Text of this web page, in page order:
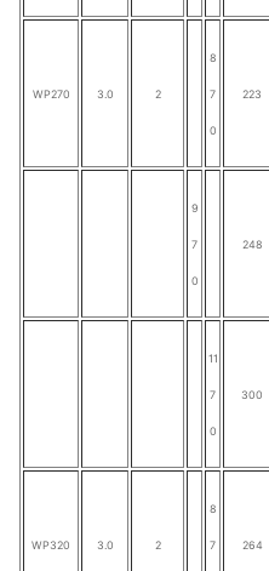
WP270 3.0 2
8
7
0
223
9
7
0
248
11
7
0
300
WP320 3.0 2
8
7 264